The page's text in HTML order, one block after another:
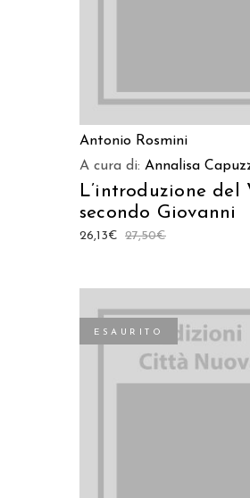
Antonio Rosmini
A cura di: Annalisa
L’introduzione del
secondo Giovanni
27,50€
26,13€
ESAURITO